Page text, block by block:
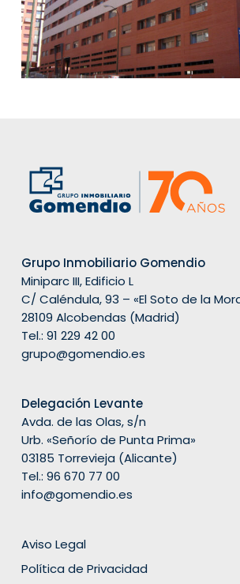
Grupo Inmobiliario Gomendio
Miniparc III, Edificio L
C/ Caléndula, 93 – «El Soto de la
28109 Alcobendas (Madrid)
Tel.: 91 229 42 00
grupo@gomendio.es
Delegación Levante
Avda. de las Olas, s/n
Urb. «Señorío de Punta Prima»
03185 Torrevieja (Alicante)
Tel.: 96 670 77 00
info@gomendio.es
Aviso Legal
Política de Privacidad